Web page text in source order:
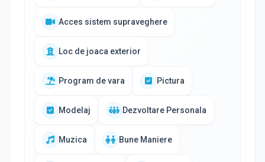
Acces sistem supraveghere
Loc de joaca exterior
Program de vara Pictura
Modelaj Dezvoltare Personala
Muzica Bune Maniere